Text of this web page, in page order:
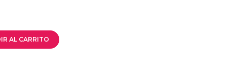
AL CARRITO